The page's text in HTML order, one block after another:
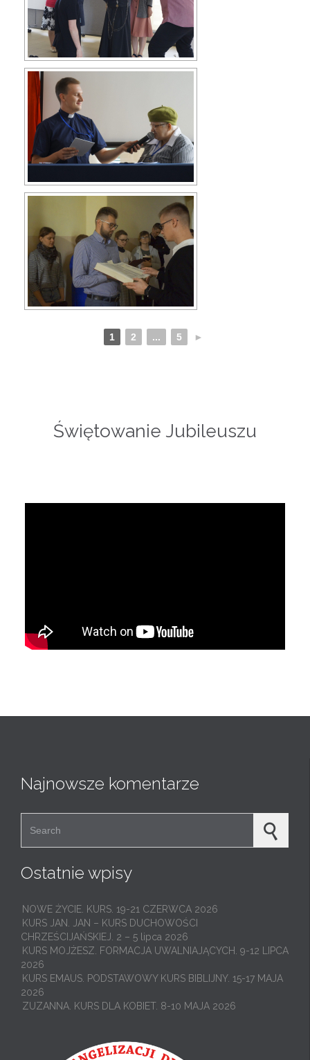
1 2 ... 5 ►
Świętowanie Jubileuszu
Najnowsze komentarze
Ostatnie wpisy
NOWE ŻYCIE. KURS. 19-21 CZERWCA 2026
KURS JAN. JAN – KURS DUCHOWOŚCI
CHRZEŚCIJAŃSKIEJ. 2 – 5 lipca 2026
KURS MOJŻESZ. FORMACJA UWALNIAJĄCYCH. 9-12 LIPCA
2026
KURS EMAUS. PODSTAWOWY KURS BIBLIJNY. 15-17 MAJA
2026
ZUZANNA. KURS DLA KOBIET. 8-10 MAJA 2026